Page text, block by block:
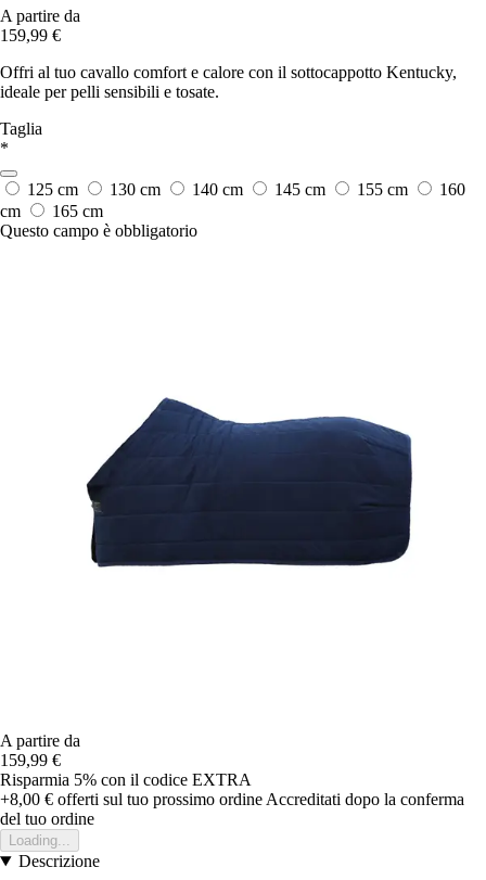
A partire da
159,99 €
Offri al tuo cavallo comfort e calore con il sottocappotto Kentucky,
ideale per pelli sensibili e tosate.
Taglia
*
125 cm 130 cm 140 cm 145 cm 155 cm
160
cm
165 cm
Questo campo è obbligatorio
A partire da
159,99 €
Risparmia 5% con il codice EXTRA
+8,00 € offerti sul tuo prossimo ordine Accreditati dopo la conferma
del tuo ordine
Loading...
Descrizione